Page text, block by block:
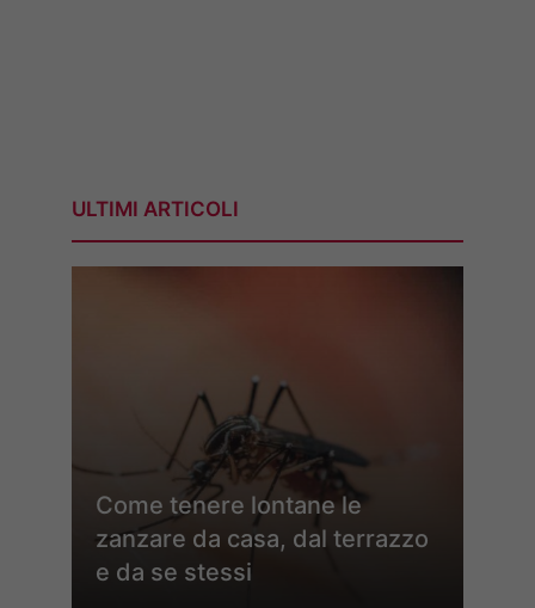
ULTIMI ARTICOLI
Come tenere lontane le
zanzare da casa, dal terrazzo
e da se stessi